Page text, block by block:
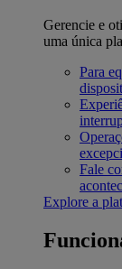
Gerencie e
uma única
Para
Fale
Explore a